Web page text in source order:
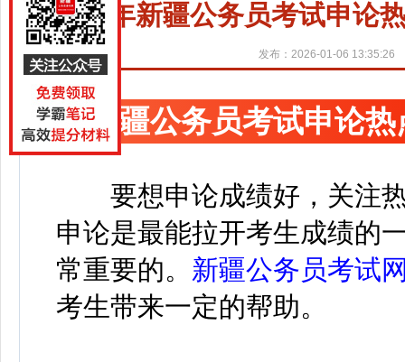
2026年新疆公务员考试申论
发布：2026-01-06 13:35:26
新疆公务员考试申论热
要想申论成绩好，关注
申论是最能拉开考生成绩的
常重要的。 新疆公务员考试
考生带来一定的帮助。